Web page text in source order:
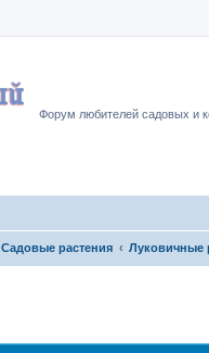
Форум любителей садовых и
Садовые растения Луковичные